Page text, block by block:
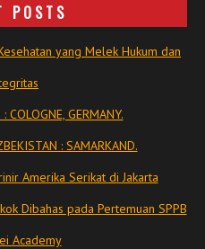
POSTS
yang Melek Hukum dan
GERMANY.
: SAMARKAND.
Amerika Serikat di Jakarta
Dibahas pada Pertemuan SPPB
Academy